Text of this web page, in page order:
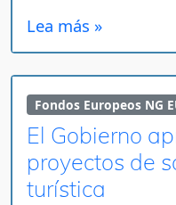
Lea más »
Fondos Europeos NG
El Gobierno
proyectos de
turística